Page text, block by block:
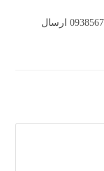
سلام. لطفا مدارکتون رو به شماره واتساپ 09385670521 ارسال